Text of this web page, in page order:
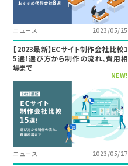
ニュース 2023/05/25
【2023最新】ECサイト制作会社比較1
5選！選び方から制作の流れ、費用相
場まで
NEW!
ニュース 2023/05/27